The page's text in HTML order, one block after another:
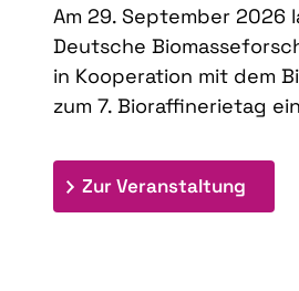
Am 29. September 2026
Deutsche
in Kooperation mit dem
zum 7. Bioraffinerietag
Zur Veranstaltung